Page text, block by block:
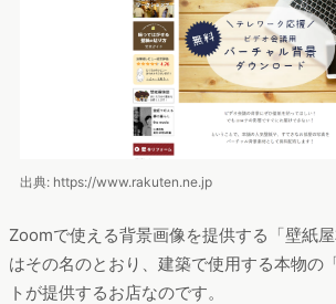
出典: https://www.rakuten.ne.jp
Zoomで使える背景画像を提供する「壁紙
はその名のとおり、建築で使用する本物の
トが提供するお店なのです。